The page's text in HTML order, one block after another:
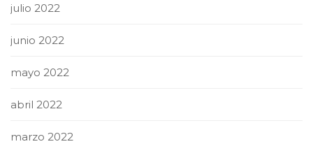
julio 2022
junio 2022
mayo 2022
abril 2022
marzo 2022